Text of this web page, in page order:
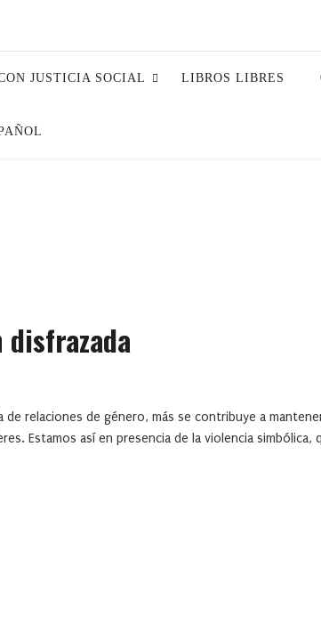
JUSTICIA SOCIAL LIBROS LIBRES
relaciones de género, más se contribuye a
Estamos así en presencia de la violencia simbólica,